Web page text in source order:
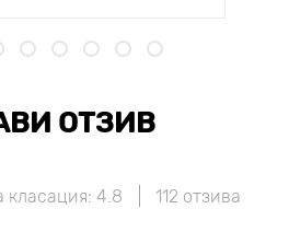
ОТЗИВ
класация: 4.8 112 отзива